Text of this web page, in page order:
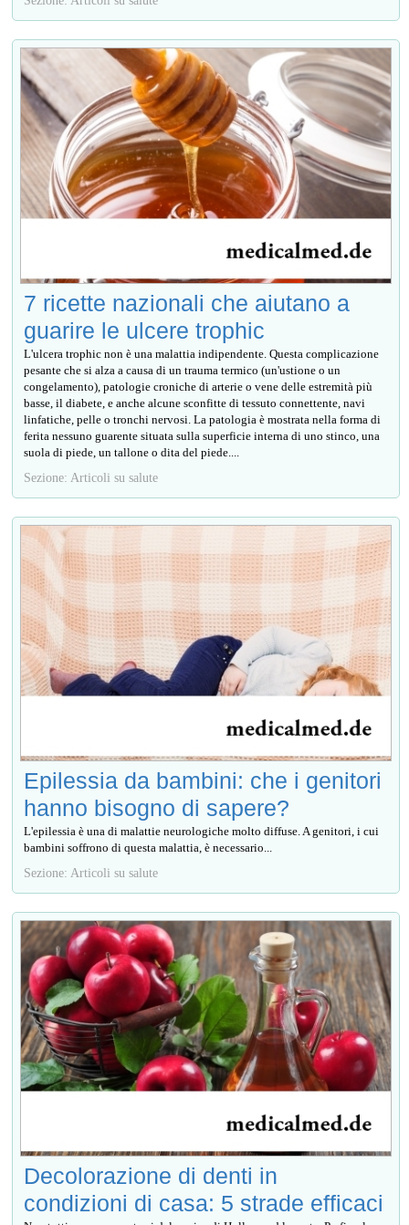
7 ricette nazionali che aiutano a
guarire le ulcere trophic
L'ulcera trophic non è una malattia indipendente. Questa complicazione
pesante che si alza a causa di un trauma termico (un'ustione o un
congelamento), patologie croniche di arterie o vene delle estremità più
basse, il diabete, e anche alcune sconfitte di tessuto connettente, navi
linfatiche, pelle o tronchi nervosi. La patologia è mostrata nella forma di
ferita nessuno guarente situata sulla superficie interna di uno stinco, una
suola di piede, un tallone o dita del piede....
Sezione: Articoli su salute
Epilessia da bambini: che i genitori
hanno bisogno di sapere?
L'epilessia è una di malattie neurologiche molto diffuse. A genitori, i cui
bambini soffrono di questa malattia, è necessario...
Sezione: Articoli su salute
Decolorazione di denti in
condizioni di casa: 5 strade efficaci